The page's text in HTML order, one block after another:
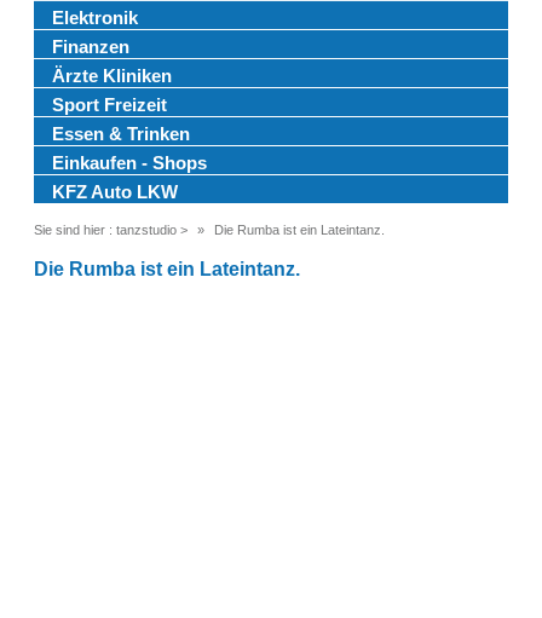
Elektronik
Finanzen
Ärzte Kliniken
Sport Freizeit
Essen & Trinken
Einkaufen - Shops
KFZ Auto LKW
Sie sind hier : tanzstudio > Die Rumba ist ein Lateintanz.
Die Rumba ist ein Lateintanz.